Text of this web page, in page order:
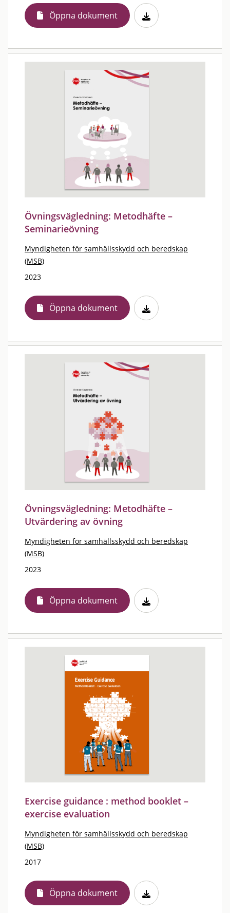
Öppna dokument
Övningsvägledning: Metodhäfte –
Seminarieövning
Myndigheten för samhällsskydd och beredskap
(MSB)
2023
Öppna dokument
Övningsvägledning: Metodhäfte –
Utvärdering av övning
Myndigheten för samhällsskydd och beredskap
(MSB)
2023
Öppna dokument
Exercise guidance : method booklet –
exercise evaluation
Myndigheten för samhällsskydd och beredskap
(MSB)
2017
Öppna dokument